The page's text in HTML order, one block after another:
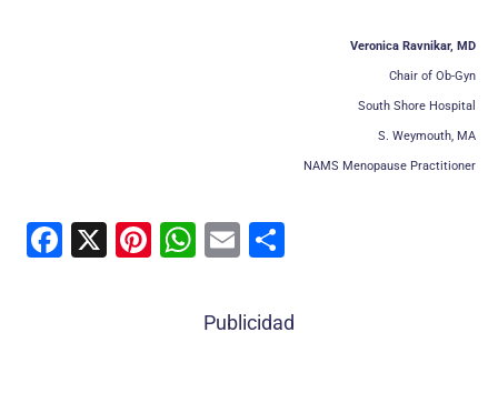
Veronica Ravnikar, MD
Chair of Ob-Gyn
South Shore Hospital
S. Weymouth, MA
NAMS Menopause Practitioner
F
X
Pi W
at
E
ai m
Publicidad